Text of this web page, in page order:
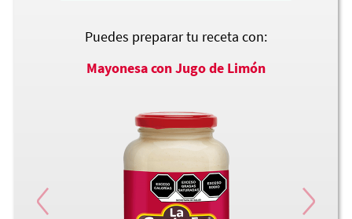
Puedes preparar tu receta con:
Mayonesa con Jugo de Limón